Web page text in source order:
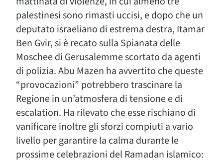
palestinesi sono rimasti uccisi, e dopo che un
deputato israeliano di estrema destra, Itamar
Ben Gvir, si è recato sulla Spianata delle
Moschee di Gerusalemme scortato da agenti
di polizia. Abu Mazen ha avvertito che queste
“provocazioni” potrebbero trascinare la
Regione in un’atmosfera di tensione e di
escalation. Ha rilevato che esse rischiano di
vanificare inoltre gli sforzi compiuti a vario
livello per garantire la calma durante le
prossime celebrazioni del Ramadan islamico: